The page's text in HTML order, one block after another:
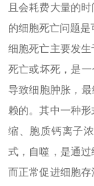
且会耗费大量的
的细胞死亡问题是
细胞死亡主要发
死亡或坏死，是
导致细胞肿胀，
赖的。其中一种
缩、胞质钙离子
式，自噬，是通
而正常促进细胞